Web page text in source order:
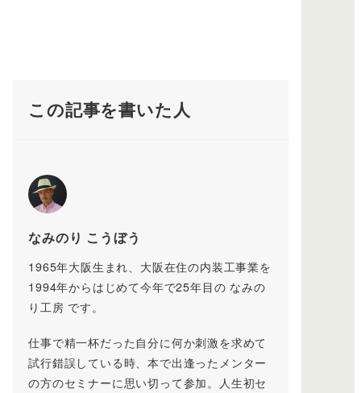
この記事を書いた人
なみのり こうぼう
1965年大阪生まれ、大阪在住の内装工事業を
1994年からはじめて今年で25年目の なみの
り工房 です。
仕事で精一杯だった自分に何か刺激を求めて
試行錯誤している時、本で出逢ったメンター
の方のセミナーに思い切って参加。人生初セ